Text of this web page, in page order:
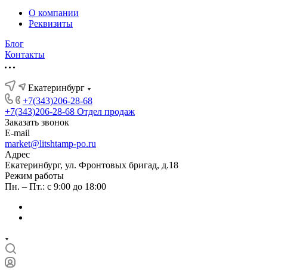
О компании
Реквизиты
Блог
Контакты
Екатеринбург
+7(343)206-28-68
+7(343)206-28-68 Отдел продаж
Заказать звонок
E-mail
market@litshtamp-po.ru
Адрес
Екатеринбург, ул. Фронтовых бригад, д.18
Режим работы
Пн. – Пт.: с 9:00 до 18:00